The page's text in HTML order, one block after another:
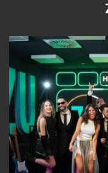
Bătălie
Verii:
21 Iulie
Dă volumul
cu Hitul
20 Iulie